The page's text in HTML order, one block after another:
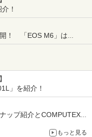
！
開！ 「EOS M6」は
」を紹介！
ップ紹介とCOMPUTEX
もっと見る